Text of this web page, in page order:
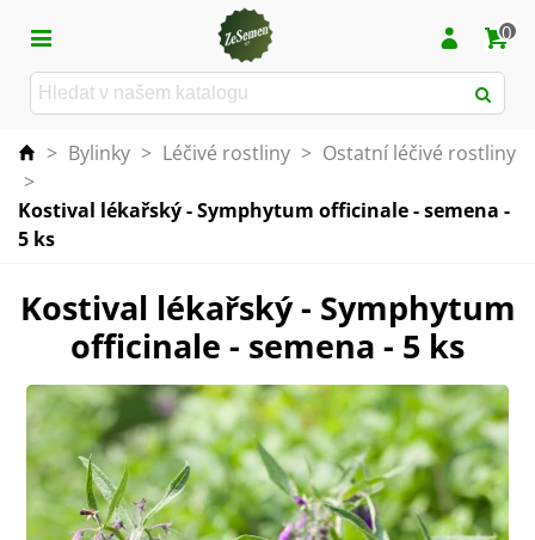
0
> Bylinky > Léčivé rostliny > Ostatní léčivé rostliny
>
Kostival lékařský - Symphytum officinale - semena -
5 ks
Kostival lékařský - Symphytum
officinale - semena - 5 ks